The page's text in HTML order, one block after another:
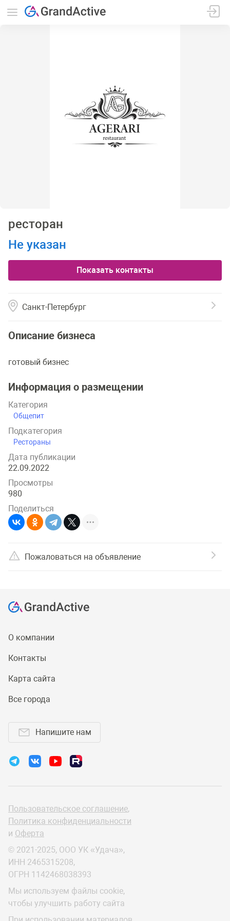
ресторан
Не указан
Показать контакты
Санкт-Петербург
Описание бизнеса
готовый бизнес
Информация о размещении
Категория
Общепит
Подкатегория
Рестораны
Дата публикации
22.09.2022
Просмотры
980
Поделиться
Пожаловаться на объявление
О компании
Контакты
Карта сайта
Все города
Напишите нам
Пользовательское соглашение,
Политика конфиденциальности
и Оферта
© 2021-2025, ООО УК «Удача»,
ИНН 2465315208,
ОГРН 1142468038393
Мы используем файлы cookie,
чтобы улучшить работу сайта